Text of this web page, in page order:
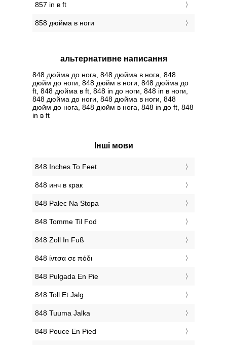
857 in в ft
858 дюйма в ноги
альтернативне написання
848 дюйма до нога, 848 дюйма в нога, 848
дюйм до ноги, 848 дюйм в ноги, 848 дюйма до
ft, 848 дюйма в ft, 848 in до ноги, 848 in в ноги,
848 дюйма до ноги, 848 дюйма в ноги, 848
дюйм до нога, 848 дюйм в нога, 848 in до ft, 848
in в ft
Інші мови
‎848 Inches To Feet
‎848 инч в крак
‎848 Palec Na Stopa
‎848 Tomme Til Fod
‎848 Zoll In Fuß
‎848 ίντσα σε πόδι
‎848 Pulgada En Pie
‎848 Toll Et Jalg
‎848 Tuuma Jalka
‎848 Pouce En Pied